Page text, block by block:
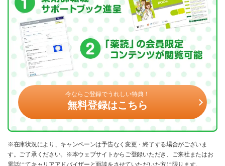
今ならご登録でうれしい特典！
無料登録はこちら
※在庫状況により、キャンペーンは予告なく変更・終了する場合がございま
す。ご了承ください。※本ウェブサイトからご登録いただき、ご来社またはお